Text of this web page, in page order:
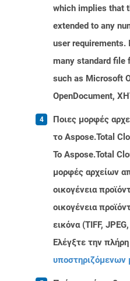
which implies that
extended to any
user
many standard file
such as Microsoft
OpenDocument,
Ποιες μορφές
το Aspose.Total
Το Aspose.Total
μορφές αρχείων
οικογένεια
οικογένεια
εικόνα (TIFF,
Ελέγξτε την